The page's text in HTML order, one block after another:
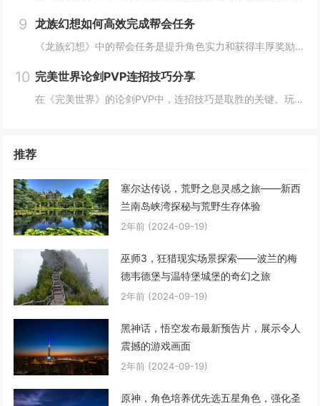
9 龙族幻想如何高效完成帮会任务
《龙族幻想》中的帮会任务是提升角色实力和获得丰厚奖励的重要途径。要高效完成帮会任务，首先需要合理安排时间，选择高效率的任务组合，如组队完成副本或集体参与帮会活动。利用好帮会资源，如经验药水、加速道具等，可以显著提高任务完成速度。积极与帮会成...
10 完美世界论剑PVP连招技巧分享
在《完美世界》的论剑PVP中，连招技巧是取胜的关键。玩家需熟练掌握角色技能的释放顺序与时机，利用控制技能打断对手的攻击节奏，同时保持自身技能的连贯性。合理利用地形和位移技能，可以有效躲避敌方攻击，创造反击机会。了解并针对不同职业的特点制定策...
推荐
塞尔达传说，荒野之息灵感之旅——新西
兰南岛峡湾探秘与荒野生存体验
2年前 (2024-09-19)
巫师3，狂猎现实场景探索——波兰的梅
德韦德堡与温特堡城堡的奇幻之旅
2年前 (2024-09-19)
黑神话，悟空发布最新预告片，展示令人
震撼的游戏画面
2年前 (2024-09-19)
原神，角色培养优先选五星角色，强化圣